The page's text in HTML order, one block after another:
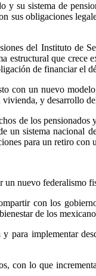
su sistema de
sus obligaciones
del Instituto de
que crece
de financiar el
con un nuevo
y desarrollo
de los
sistema nacional
para un retiro con
un nuevo federalismo
con los
de los
implementar
con lo que